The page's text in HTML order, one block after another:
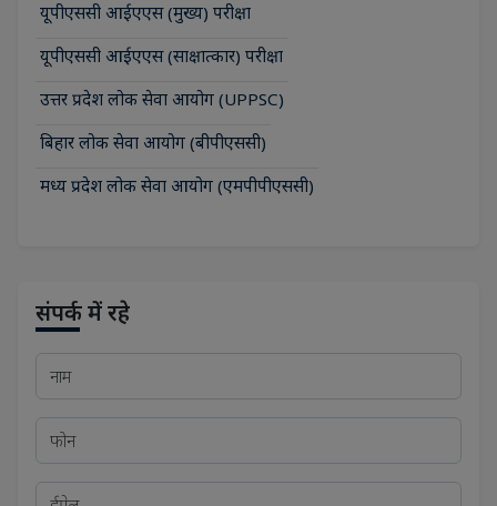
यूपीएससी आईएएस (मुख्य) परीक्षा
यूपीएससी आईएएस (साक्षात्कार) परीक्षा
उत्तर प्रदेश लोक सेवा आयोग (UPPSC)
बिहार लोक सेवा आयोग (बीपीएससी)
मध्य प्रदेश लोक सेवा आयोग (एमपीपीएससी)
संपर्क में रहे